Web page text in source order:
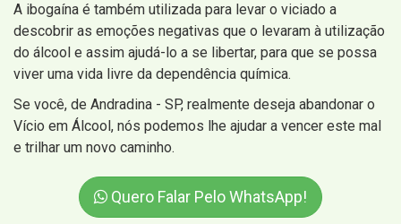
A ibogaína é também utilizada para levar o viciado a
descobrir as emoções negativas que o levaram à utilização
do álcool e assim ajudá-lo a se libertar, para que se possa
viver uma vida livre da dependência química.
Se você, de Andradina - SP, realmente deseja abandonar o
Vício em Álcool, nós podemos lhe ajudar a vencer este mal
e trilhar um novo caminho.
Quero Falar Pelo WhatsApp!